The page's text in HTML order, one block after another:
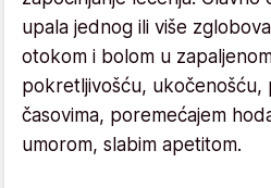
upala jednog ili više
otokom i bolom u
pokretljivošću, ukočenošću,
časovima, poremećajem
umorom, slabim apetitom.